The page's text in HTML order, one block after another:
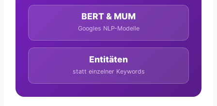
BERT & MUM
Googles NLP-Modelle
Entitäten
statt einzelner Keywords